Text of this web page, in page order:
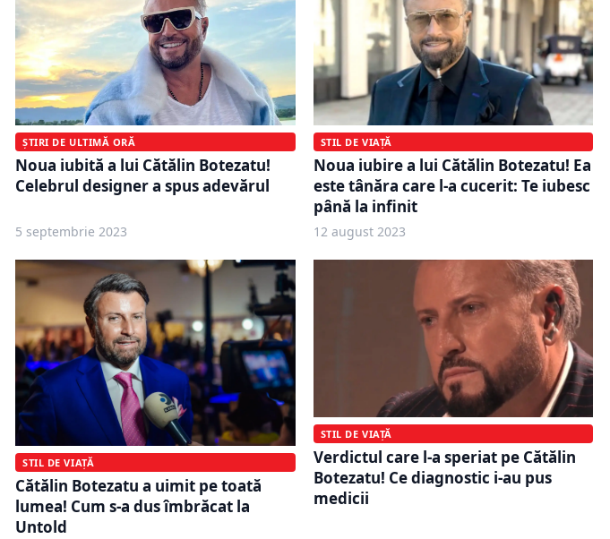
ȘTIRI DE ULTIMĂ ORĂ
Noua iubită a lui Cătălin Botezatu!
Celebrul designer a spus adevărul
5 septembrie 2023
STIL DE VIAȚĂ
Noua iubire a lui Cătălin Botezatu! Ea
este tânăra care l-a cucerit: Te iubesc
până la infinit
12 august 2023
STIL DE VIAȚĂ
Cătălin Botezatu a uimit pe toată
lumea! Cum s-a dus îmbrăcat la
Untold
STIL DE VIAȚĂ
Verdictul care l-a speriat pe Cătălin
Botezatu! Ce diagnostic i-au pus
medicii